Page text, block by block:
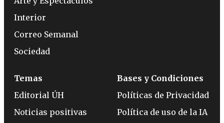
Interior
Correo Semanal
Sociedad
Temas
Editorial ÚH
Noticias positivas
Bases y Condiciones
Políticas de Privacidad
Política de uso de la IA